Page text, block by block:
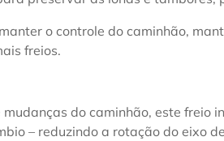
o controle do caminhão,
freios.
do caminhão, este freio
– reduzindo a rotação do eixo